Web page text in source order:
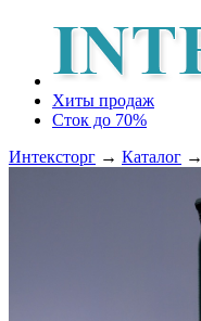
Хиты продаж
Сток до 70%
Интексторг → Каталог →